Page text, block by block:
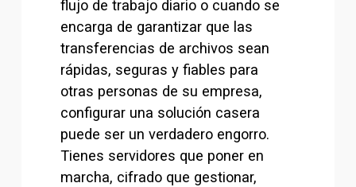
flujo de trabajo diario o cuando se
encarga de garantizar que las
transferencias de archivos sean
rápidas, seguras y fiables para
otras personas de su empresa,
configurar una solución casera
puede ser un verdadero engorro.
Tienes servidores que poner en
marcha, cifrado que gestionar,